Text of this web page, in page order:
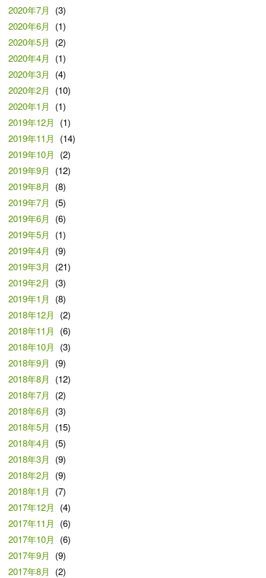
2020年7月
(3)
2020年6月
(1)
2020年5月
(2)
2020年4月
(1)
2020年3月
(4)
2020年2月
(10)
2020年1月
(1)
2019年12月
(1)
2019年11月
(14)
2019年10月
(2)
2019年9月
(12)
2019年8月
(8)
2019年7月
(5)
2019年6月
(6)
2019年5月
(1)
2019年4月
(9)
2019年3月
(21)
2019年2月
(3)
2019年1月
(8)
2018年12月
(2)
2018年11月
(6)
2018年10月
(3)
2018年9月
(9)
2018年8月
(12)
2018年7月
(2)
2018年6月
(3)
2018年5月
(15)
2018年4月
(5)
2018年3月
(9)
2018年2月
(9)
2018年1月
(7)
2017年12月
(4)
2017年11月
(6)
2017年10月
(6)
2017年9月
(9)
2017年8月
(2)